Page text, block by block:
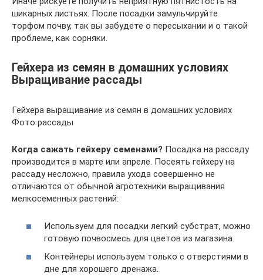
шикарных листьях. После посадки замульчируйте
торфом почву, так вы забудете о пересыхании и о такой
проблеме, как сорняки.
Гейхера из семян в домашних условиях
Выращивание рассады
Гейхера выращивание из семян в домашних условиях
Фото рассады
Когда сажать гейхеру семенами? Посадка на рассаду
производится в марте или апреле. Посеять гейхеру на
рассаду несложно, правила ухода совершенно не
отличаются от обычной агротехники выращивания
мелкосеменных растений:
Используем для посадки легкий субстрат, можно
готовую почвосмесь для цветов из магазина.
Контейнеры используем только с отверстиями в
дне для хорошего дренажа.